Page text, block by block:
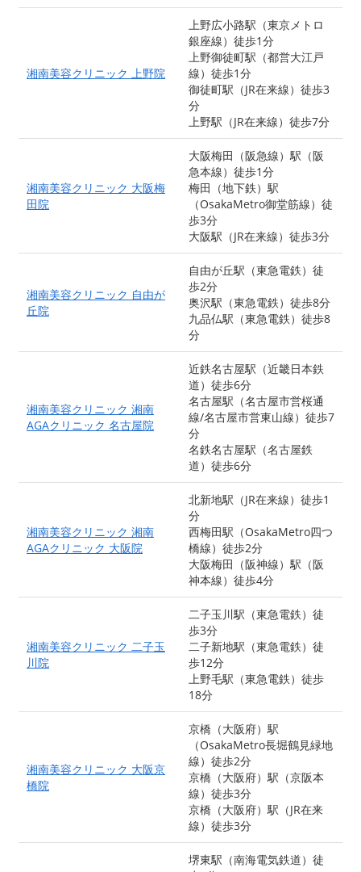
湘南美容クリニック 上野院
上野広小路駅（東京メトロ
銀座線）徒歩1分
上野御徒町駅（都営大江戸
線）徒歩1分
御徒町駅（JR在来線）徒歩3
分
上野駅（JR在来線）徒歩7分
湘南美容クリニック 大阪梅
田院
大阪梅田（阪急線）駅（阪
急本線）徒歩1分
梅田（地下鉄）駅
（OsakaMetro御堂筋線）徒
歩3分
大阪駅（JR在来線）徒歩3分
湘南美容クリニック 自由が
丘院
自由が丘駅（東急電鉄）徒
歩2分
奥沢駅（東急電鉄）徒歩8分
九品仏駅（東急電鉄）徒歩8
分
湘南美容クリニック 湘南
AGAクリニック 名古屋院
近鉄名古屋駅（近畿日本鉄
道）徒歩6分
名古屋駅（名古屋市営桜通
線/名古屋市営東山線）徒歩7
分
名鉄名古屋駅（名古屋鉄
道）徒歩6分
湘南美容クリニック 湘南
AGAクリニック 大阪院
北新地駅（JR在来線）徒歩1
分
西梅田駅（OsakaMetro四つ
橋線）徒歩2分
大阪梅田（阪神線）駅（阪
神本線）徒歩4分
湘南美容クリニック 二子玉
川院
二子玉川駅（東急電鉄）徒
歩3分
二子新地駅（東急電鉄）徒
歩12分
上野毛駅（東急電鉄）徒歩
18分
湘南美容クリニック 大阪京
橋院
京橋（大阪府）駅
（OsakaMetro長堀鶴見緑地
線）徒歩2分
京橋（大阪府）駅（京阪本
線）徒歩3分
京橋（大阪府）駅（JR在来
線）徒歩3分
堺東駅（南海電気鉄道）徒